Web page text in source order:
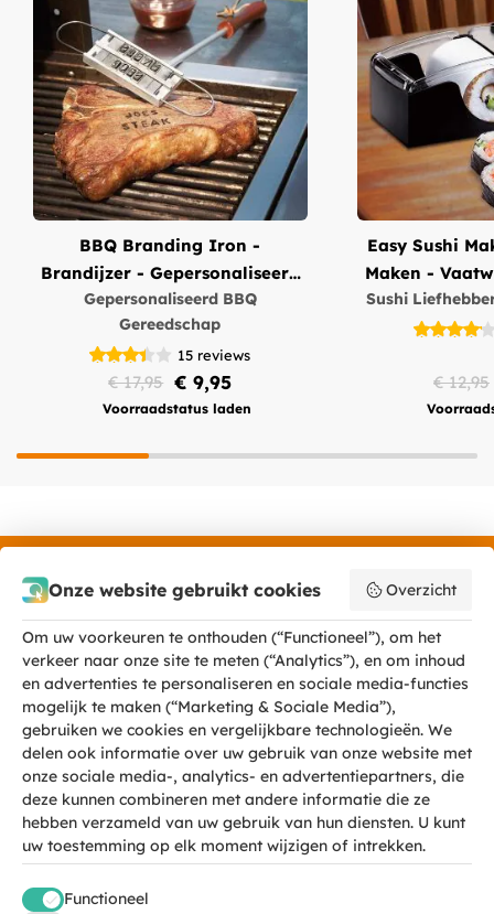
BBQ Branding Iron -
Brandijzer - Gepersonaliseerd
met Letters
Gepersonaliseerd BBQ
Gereedschap
15 reviews
€ 9,95
€ 17,95
Voorraadstatus laden
Easy Sushi
Maken -
Sushi
€ 12,95
Nieuwsbrief
MegaGadgets
KLANTENSERVICE
Onze website gebruikt cookies Overzicht
Om uw voorkeuren te onthouden (“Functioneel”), om het
verkeer naar onze site te meten (“Analytics”), en om inhoud
en advertenties te personaliseren en sociale media-functies
mogelijk te maken (“Marketing & Sociale Media”),
gebruiken we cookies en vergelijkbare technologieën. We
delen ook informatie over uw gebruik van onze website met
onze sociale media-, analytics- en advertentiepartners, die
deze kunnen combineren met andere informatie die ze
hebben verzameld van uw gebruik van hun diensten. U kunt
uw toestemming op elk moment wijzigen of intrekken.
Functioneel